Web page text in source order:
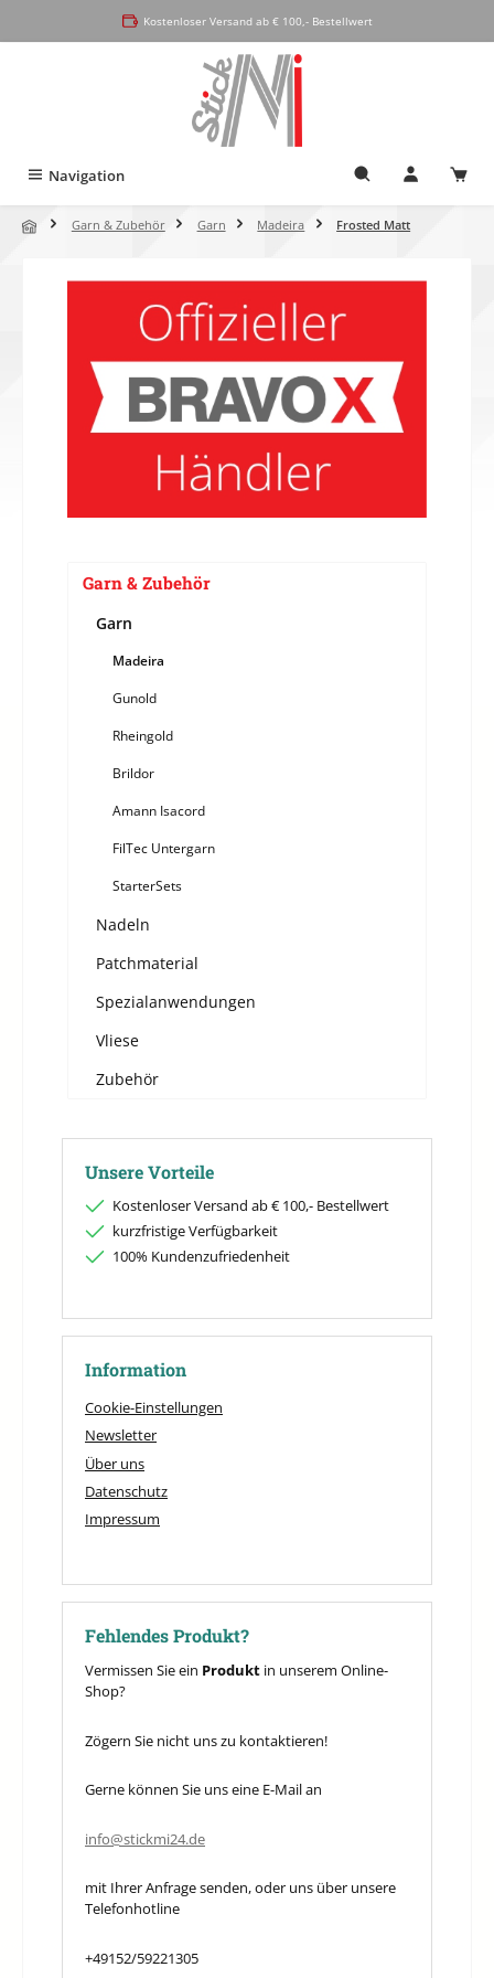
Kostenloser Versand ab € 100,- Bestellwert
Navigation
Garn & Zubehör Garn Madeira Frosted Matt
Garn & Zubehör
Garn
Madeira
Gunold
Rheingold
Brildor
Amann Isacord
FilTec Untergarn
StarterSets
Nadeln
Patchmaterial
Spezialanwendungen
Vliese
Zubehör
Unsere Vorteile
Kostenloser Versand ab € 100,- Bestellwert
kurzfristige Verfügbarkeit
100% Kundenzufriedenheit
Information
Cookie-Einstellungen
Newsletter
Über uns
Datenschutz
Impressum
Fehlendes Produkt?
Vermissen Sie ein Produkt in unserem Online-
Shop?
Zögern Sie nicht uns zu kontaktieren!
Gerne können Sie uns eine E-Mail an
info@stickmi24.de
mit Ihrer Anfrage senden, oder uns über unsere
Telefonhotline
+49152/59221305